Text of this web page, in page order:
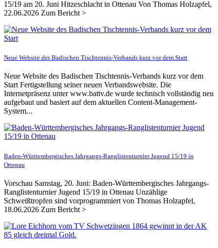
15/19 am 20. Juni Hitzeschlacht in Ottenau Von Thomas Holzapfel,
22.06.2026 Zum Bericht >
Neue Website des Badischen Tischtennis-Verbands kurz vor dem Start
Neue Website des Badischen Tischtennis-Verbands kurz vor dem
Start Fertigstellung seiner neuen Verbandswebsite. Die
Internetpräsenz unter www.battv.de wurde technisch vollständig neu
aufgebaut und basiert auf dem aktuellen Content-Management-
System...
Baden-Württembergisches Jahrgangs-Ranglistenturnier Jugend 15/19 in
Ottenau
Vorschau Samstag, 20. Juni: Baden-Württembergisches Jahrgangs-
Ranglistenturnier Jugend 15/19 in Ottenau Unzählige
Schweißtropfen sind vorprogrammiert von Thomas Holzapfel,
18.06.2026 Zum Bericht >